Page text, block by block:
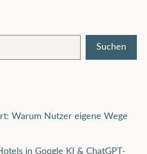
Suchen
Warum Nutzer eigene Wege
in Google KI & ChatGPT-